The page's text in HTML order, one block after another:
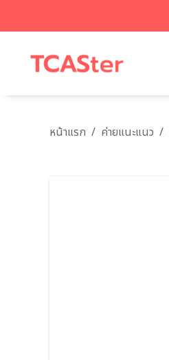
หน้าแรก / ค่ายแนะแนว /